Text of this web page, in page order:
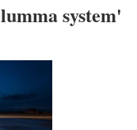
lumma system'